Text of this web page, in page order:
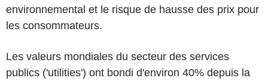
environnemental et le risque de hausse des prix pour
les consommateurs.
Les valeurs mondiales du secteur des services
publics ('utilities') ont bondi d'environ 40% depuis la